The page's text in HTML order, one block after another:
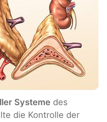
Systeme des
die Kontrolle der